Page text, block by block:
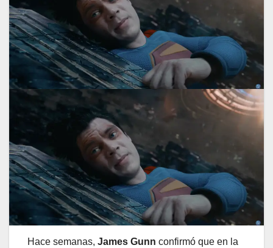
Hace semanas, James Gunn confirmó que en la